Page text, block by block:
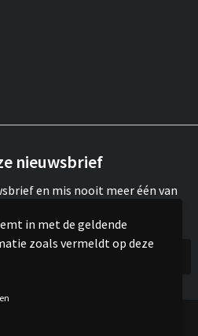
nieuwsbrief
en mis nooit meer één van
Meroh 2022
in met de geldende
zoals vermeldt op deze